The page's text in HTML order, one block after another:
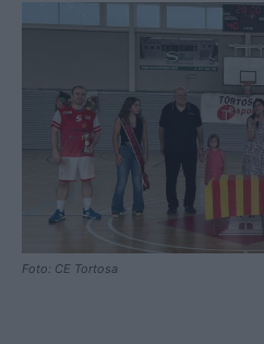
Foto: CE Tortosa